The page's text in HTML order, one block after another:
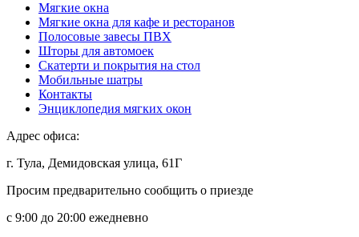
Мягкие окна
Мягкие окна для кафе и ресторанов
Полосовые завесы ПВХ
Шторы для автомоек
Скатерти и покрытия на стол
Мобильные шатры
Контакты
Энциклопедия мягких окон
Адрес офиса:
г. Тула, Демидовская улица, 61Г
Просим предварительно сообщить о приезде
c 9:00 до 20:00 ежедневно